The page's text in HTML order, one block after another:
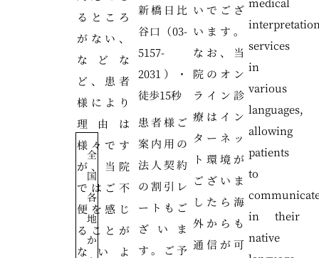
全
国
各
地
か
るところ
がない、
などな
ど、患者
様により
理由は
様々です
が、当院
ではご不
便を感じ
ることが
ないよ
新橋日比
谷口（03-
5157-
2031）・
徒歩15秒
患者様ご
案内用の
法人契約
の割引レ
ートもご
ざいま
す。ご予
いでござ
います。
なお、当
院のオン
ライン診
療はイン
ターネッ
ト環境が
ございま
したら海
外からも
通信が可
services
in
various
languages,
allowing
patients
to
in their
native